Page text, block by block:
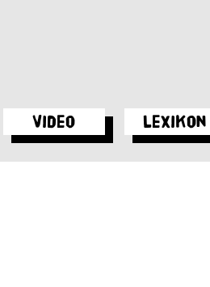
Video Lexikon